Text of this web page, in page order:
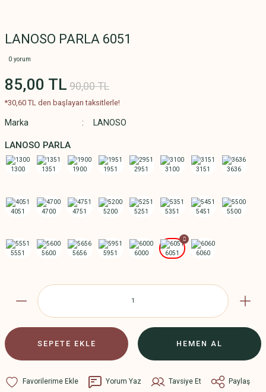
LANOSO PARLA 6051
0 yorum
85,00 TL 90,00 TL
*30,60 TL den başlayan taksitlerle!
Marka LANOSO
LANOSO PARLA
SEPETE EKLE HEMEN AL
Yorum Yaz Tavsiye Et Paylaş